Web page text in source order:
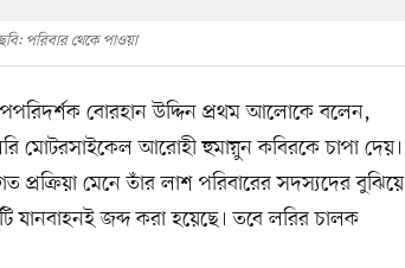
ছবি: পরিবার থেকে পাওয়া
বোরহান উদ্দিন প্রথম আলোকে বলেন,
মোটরসাইকেল আরোহী হুমায়ুন কবিরকে চাপা দেয়।
মেনে তাঁর লাশ পরিবারের সদস্যদের বুঝিয়ে
যানবাহনই জব্দ করা হয়েছে। তবে লরির চালক